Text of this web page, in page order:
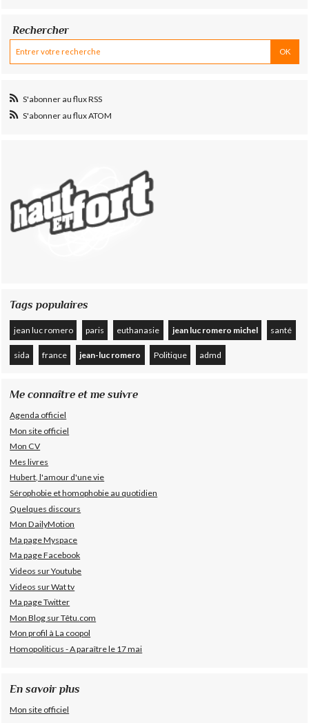
Rechercher
S'abonner au flux RSS
S'abonner au flux ATOM
Tags populaires
jean luc romero paris euthanasie jean luc romero michel santé
sida france jean-luc romero Politique admd
Me connaître et me suivre
Agenda officiel
Mon site officiel
Mon CV
Mes livres
Hubert, l'amour d'une vie
Sérophobie et homophobie au quotidien
Quelques discours
Mon DailyMotion
Ma page Myspace
Ma page Facebook
Videos sur Youtube
Videos sur Wat tv
Ma page Twitter
Mon Blog sur Têtu.com
Mon profil à La coopol
Homopoliticus - A paraître le 17 mai
En savoir plus
Mon site officiel